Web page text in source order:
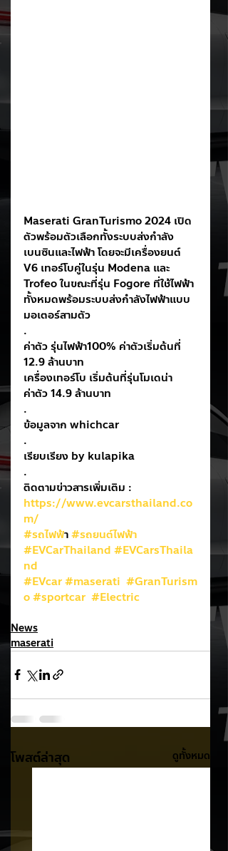
Maserati GranTurismo 2024 เปิด
ตัวพร้อมตัวเลือกทั้งระบบส่งกำลัง
เบนซินและไฟฟ้า โดยจะมีเครื่องยนต์
V6 เทอร์โบคู่ในรุ่น Modena และ
Trofeo ในขณะที่รุ่น Fogore ที่ใช้ไฟฟ้า
ทั้งหมดพร้อมระบบส่งกำลังไฟฟ้าแบบ
มอเตอร์สามตัว
.
ค่าตัว รุ่นไฟฟ้า100% ค่าตัวเริ่มต้นที่
12.9 ล้านบาท
เครื่องเทอร์โบ เริ่มต้นที่รุ่นโมเดน่า
ค่าตัว 14.9 ล้านบาท
.
ข้อมูลจาก whichcar
.
เรียบเรียง by kulapika
.
ติดตามข่าวสารเพิ่มเติม :
https://www.evcarsthailand.co
m/
#รถไฟฟ้า #รถยนต์ไฟฟ้า
#EVCarThailand #EVCarsThaila
nd
#EVcar#maserati #GranTurism
o#sportcar #Electric
News
maserati
โพสต์ล่าสุด ดูทั้งหมด